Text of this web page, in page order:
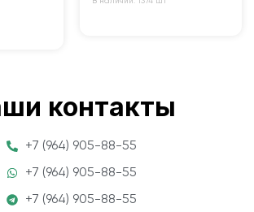
контакты
+7 (964) 905-88-55
+7 (964) 905-88-55
+7 (964) 905-88-55